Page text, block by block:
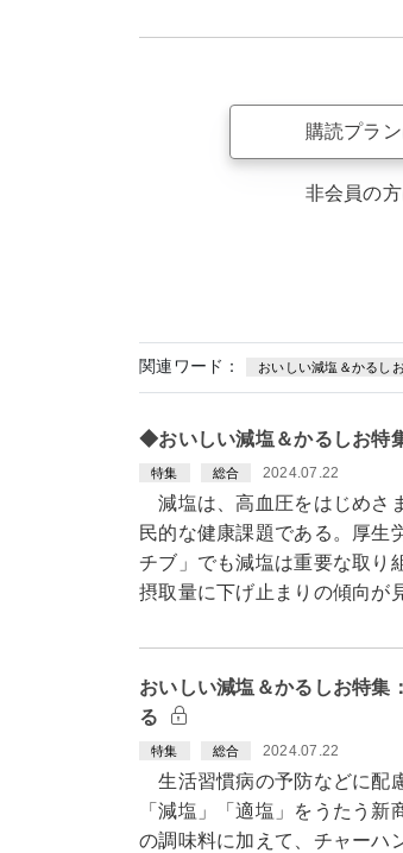
購読プラ
非会員の
関連ワード： おいしい減塩＆かるし
◆おいしい減塩＆かるしお特
特集 総合 2024.07.22
減塩は、高血圧をはじめさ
民的な健康課題である。厚生
チブ」でも減塩は重要な取り
摂取量に下げ止まりの傾向が
おいしい減塩＆かるしお特
る
特集 総合 2024.07.22
生活習慣病の予防などに配
「減塩」「適塩」をうたう
の調味料に加えて、チャーハ